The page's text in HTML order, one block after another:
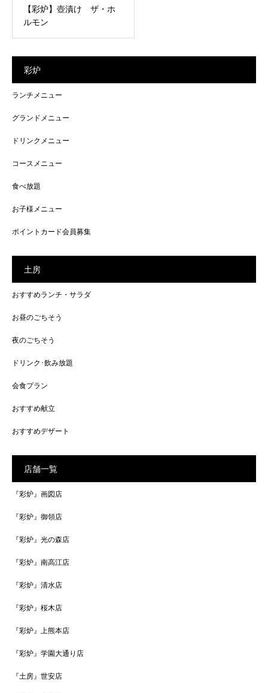
【彩炉】壺漬け ザ・ホ
ルモン
彩炉
ランチメニュー
グランドメニュー
ドリンクメニュー
コースメニュー
食べ放題
お子様メニュー
ポイントカード会員募集
土房
おすすめランチ・サラダ
お昼のごちそう
夜のごちそう
ドリンク･飲み放題
会食プラン
おすすめ献立
おすすめデザート
店舗一覧
『彩炉』画図店
『彩炉』御領店
『彩炉』光の森店
『彩炉』南高江店
『彩炉』清水店
『彩炉』桜木店
『彩炉』上熊本店
『彩炉』学園大通り店
『土房』世安店